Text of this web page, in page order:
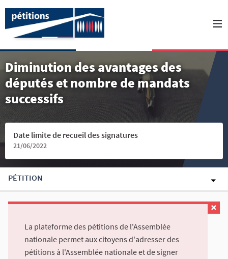
Diminution des avantages des
députés et nombre de mandats
successifs
Date limite de recueil des signatures
21/06/2022
PÉTITION
La plateforme des pétitions de l'Assemblée
nationale permet aux citoyens d'adresser des
pétitions à l'Assemblée nationale et de signer